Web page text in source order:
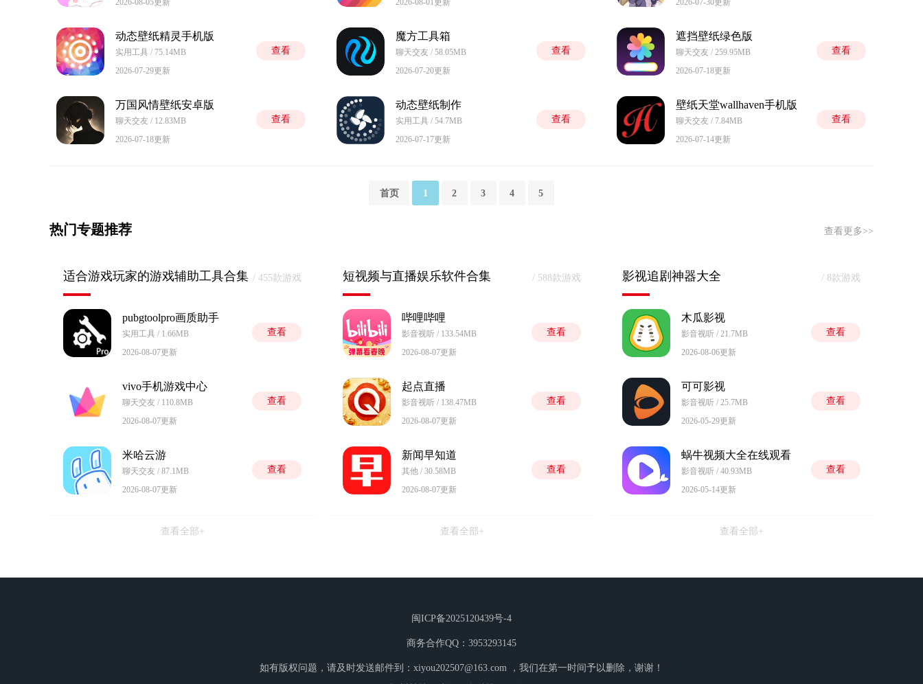
动态壁纸精灵手机版
实用工具 / 75.14MB
2026-07-29更新
查看
魔方工具箱
聊天交友 / 58.05MB
2026-07-20更新
查看
遮挡壁纸绿色版
聊天交友 / 259.95MB
2026-07-18更新
查看
万国风情壁纸安卓版
聊天交友 / 12.83MB
2026-07-18更新
查看
动态壁纸制作
实用工具 / 54.7MB
2026-07-17更新
查看
壁纸天堂wallhaven手机版
聊天交友 / 7.84MB
2026-07-14更新
查看
首页 1 2 3 4 5
热门专题推荐 查看更多>>
适合游戏玩家的游戏辅助工具合集 / 455款游戏
pubgtoolpro画质助手
实用工具 / 1.66MB
2026-08-07更新
查看
vivo手机游戏中心
聊天交友 / 110.8MB
2026-08-07更新
查看
米哈云游
聊天交友 / 87.1MB
2026-08-07更新
查看
查看全部+
短视频与直播娱乐软件合集 / 588款游戏
哔哩哔哩
影音视听 / 133.54MB
2026-08-07更新
查看
起点直播
影音视听 / 138.47MB
2026-08-07更新
查看
新闻早知道
其他 / 30.58MB
2026-08-07更新
查看
查看全部+
影视追剧神器大全 / 8款游戏
木瓜影视
影音视听 / 21.7MB
2026-08-06更新
查看
可可影视
影音视听 / 25.7MB
2026-05-29更新
查看
蜗牛视频大全在线观看
影音视听 / 40.93MB
2026-05-14更新
查看
查看全部+
闽ICP备2025120439号-4
商务合作QQ：3953293145
如有版权问题，请及时发送邮件到：xiyou202507@163.com ，我们在第一时间予以删除，谢谢！